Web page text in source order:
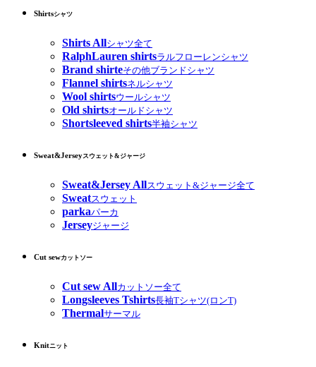
Shirtsシャツ
Shirts Allシャツ全て
RalphLauren shirtsラルフローレンシャツ
Brand shirteその他ブランドシャツ
Flannel shirtsネルシャツ
Wool shirtsウールシャツ
Old shirtsオールドシャツ
Shortsleeved shirts半袖シャツ
Sweat&Jerseyスウェット&ジャージ
Sweat&Jersey Allスウェット&ジャージ全て
Sweatスウェット
parkaパーカ
Jerseyジャージ
Cut sewカットソー
Cut sew Allカットソー全て
Longsleeves Tshirts長袖Tシャツ(ロンT)
Thermalサーマル
Knitニット